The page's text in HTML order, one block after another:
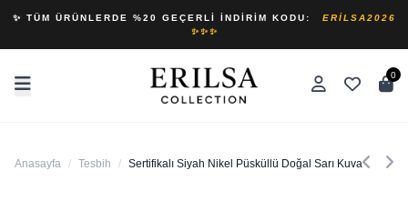
✨ TÜM ÜRÜNLERDE %20 GEÇERLI İNDIRIM KODU:
ERILSA2026
✨✨✨
0
Anasayfa / Tesbih / Sertifikalı Siyah Nikel Püsküllü Doğal Sarı Kuvars Taşı